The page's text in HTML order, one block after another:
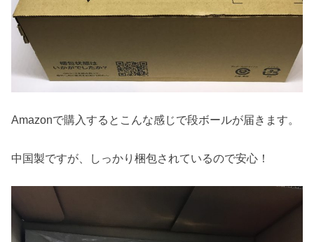
Amazonで購入するとこんな感じで段ボールが届きます。
中国製ですが、しっかり梱包されているので安心！